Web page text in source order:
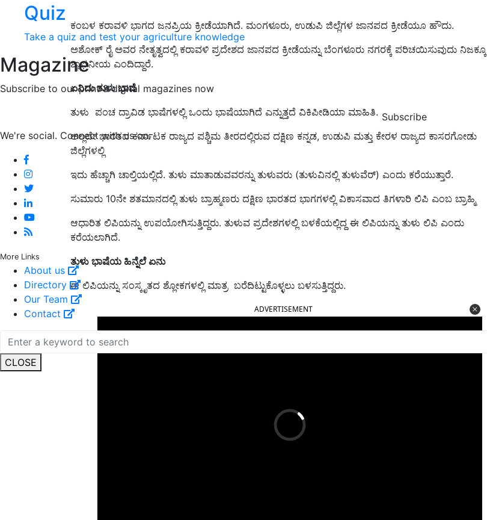
Quiz
Take a quiz and test your agriculture knowledge
Magazine
Subscribe to our print & digital magazines now
Subscribe
We're social. Connect with us on:
More Links
About us
Directory
Our Team
Contact
CLOSE
ಕಂಬಳ ಕರಾವಳಿ ಭಾಗದ ಜನಪ್ರಿಯ ಕ್ರೀಡೆಯಾಗಿದೆ. ಮಂಗಳೂರು, ಉಡುಪಿ ಜಿಲ್ಲೆಗಳ ಜಾನಪದ ಕ್ರೀಡೆಯೂ ಹೌದು.
ಅಶೋಕ್ ರೈ ಅವರ ನೇತೃತ್ವದಲ್ಲಿ ಕರಾವಳಿ ಪ್ರದೇಶದ ಜಾನಪದ ಕ್ರೀಡೆಯನ್ನು ಬೆಂಗಳೂರು ನಗರಕ್ಕೆ ಪರಿಚಯಿಸುವುದು ನಿಜಕ್ಕೂ
ಶ್ಲಾಘನೀಯ ಎಂದಿದ್ದಾರೆ.
ಏನಿದು ತುಳು ಭಾಷೆ
ತುಳು ಪಂಚ ದ್ರಾವಿಡ ಭಾಷೆಗಳಲ್ಲಿ ಒಂದು ಭಾಷೆಯಾಗಿದೆ ಎನ್ನುತ್ತದೆ ವಿಕಿಪೀಡಿಯಾ ಮಾಹಿತಿ.
ಅಲ್ಲದೇ ಭಾರತದ ಕರ್ನಾಟಕ ರಾಜ್ಯದ ಪಶ್ಚಿಮ ತೀರದಲ್ಲಿರುವ ದಕ್ಷಿಣ ಕನ್ನಡ, ಉಡುಪಿ ಮತ್ತು ಕೇರಳ ರಾಜ್ಯದ ಕಾಸರಗೋಡು
ಜಿಲ್ಲೆಗಳಲ್ಲಿ
ಇದು ಹೆಚ್ಚಾಗಿ ಚಾಲ್ತಿಯಲ್ಲಿದೆ. ತುಳು ಮಾತಾಡುವವರನ್ನು ತುಳುವರು (ತುಳುವಿನಲ್ಲಿ ತುಳುವೆರ್) ಎಂದು ಕರೆಯುತ್ತಾರೆ.
ಸುಮಾರು 10ನೇ ಶತಮಾನದಲ್ಲಿ ತುಳು ಬ್ರಾಹ್ಮಣರು ದಕ್ಷಿಣ ಭಾರತದ ಭಾಗಗಳಲ್ಲಿ ವಿಕಾಸವಾದ ತಿಗಳಾರಿ ಲಿಪಿ ಎಂಬ ಬ್ರಾಹ್ಮಿ
ಆಧಾರಿತ ಲಿಪಿಯನ್ನು ಉಪಯೋಗಿಸುತ್ತಿದ್ದರು. ತುಳುವ ಪ್ರದೇಶಗಳಲ್ಲಿ ಬಳಕೆಯಲ್ಲಿದ್ದ ಈ ಲಿಪಿಯನ್ನು ತುಳು ಲಿಪಿ ಎಂದು
ಕರೆಯಲಾಗಿದೆ.
ತುಳು ಭಾಷೆಯ ಹಿನ್ನೆಲೆ ಏನು
ಈ ಲಿಪಿಯನ್ನು ಸಂಸ್ಕೃತದ ಶ್ಲೋಕಗಳಲ್ಲಿ ಮಾತ್ರ ಬರೆದಿಟ್ಟುಕೊಳ್ಳಲು ಬಳಸುತ್ತಿದ್ದರು.
ADVERTISEMENT